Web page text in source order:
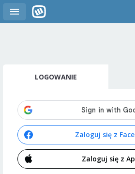
LOGOWANIE
Zaloguj się z
Zaloguj się z